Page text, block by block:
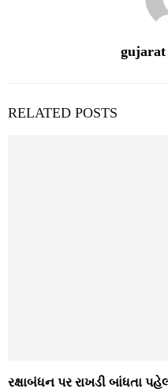
gujarat
RELATED POSTS
રક્ષાબંધન પર રાખડી બાંધતા